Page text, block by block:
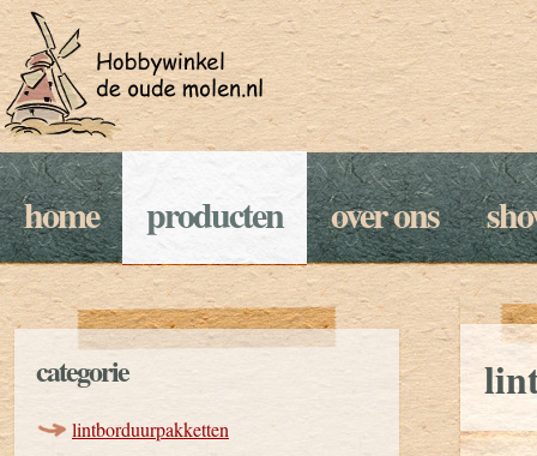
home producten over ons
categorie
lintborduurpakketten